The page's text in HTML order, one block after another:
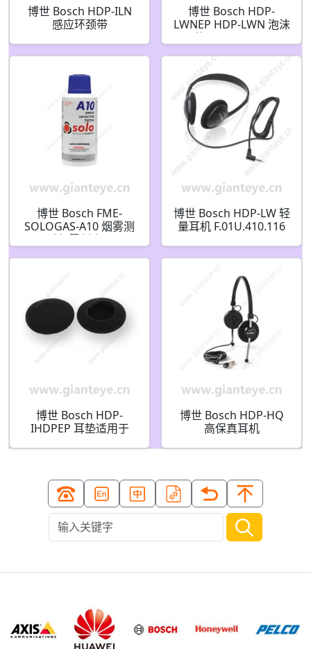
博世 Bosch HDP-ILN
感应环颈带
博世 Bosch HDP-
LWNEP HDP-LWN 泡沫
耳垫 F.01U.134.847
博世 Bosch FME-
SOLOGAS-A10 烟雾测
试气雾剂商用
博世 Bosch HDP-LW 轻
量耳机 F.01U.410.116
博世 Bosch HDP-
IHDPEP 耳垫适用于
F.01U.376.901
博世 Bosch HDP-HQ
高保真耳机